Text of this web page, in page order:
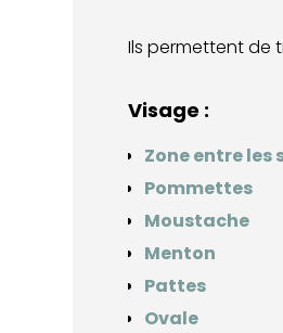
Ils permettent de
Visage :
Zone entre les
Pommettes
Moustache
Menton
Pattes
Ovale